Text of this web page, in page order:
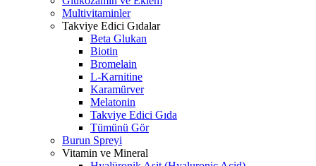
Multivitaminler
Takviye Edici Gıdalar
Beta Glukan
Biotin
Bromelain
L-Karnitine
Karamürver
Melatonin
Takviye Edici Gıda
Tümünü Gör
Burun Spreyi
Vitamin ve Mineral